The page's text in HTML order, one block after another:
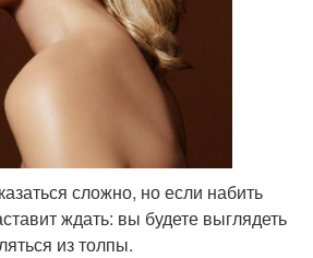
сложно, но если набить
ждать: вы будете выглядеть
из толпы.